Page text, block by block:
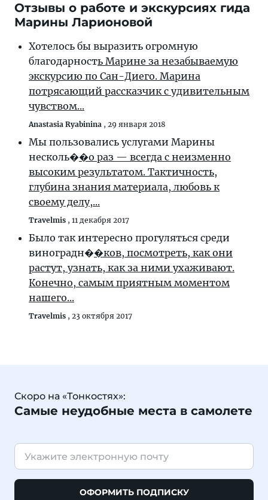
Отзывы о работе и экскурсиях гида
Марины Ларионовой
Хотелось бы выразить огромную
благодарность Марине за незабываемую
экскурсию по Сан-Диего. Марина
потрясающий рассказчик с удивительным
чувством...
Anastasia Ryabinina , 29 января 2018
Мы пользовались услугами Марины
несколь��о раз — всегда с неизменно
высоким результатом. Тактичность,
глубина знания материала, любовь к
своему делу,...
Travelmis , 11 декабря 2017
Было так интересно прогуляться среди
виноградн��ков, посмотреть, как они
растут, узнать, как за ними ухаживают.
Конечно, самым приятным моментом
нашего...
Travelmis , 23 октября 2017
Скоро на «Тонкостях»:
Самые неудобные места в самолете
ОФОРМИТЬ ПОДПИСКУ